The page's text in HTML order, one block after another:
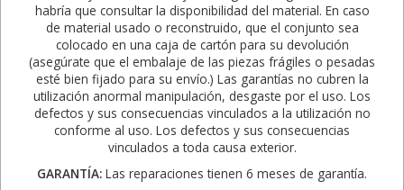
habría que consultar la disponibilidad del material. En caso
de material usado o reconstruido, que el conjunto sea
colocado en una caja de cartón para su devolución
(asegúrate que el embalaje de las piezas frágiles o pesadas
esté bien fijado para su envío.) Las garantías no cubren la
utilización anormal manipulación, desgaste por el uso. Los
defectos y sus consecuencias vinculados a la utilización no
conforme al uso. Los defectos y sus consecuencias
vinculados a toda causa exterior.
GARANTÍA: Las reparaciones tienen 6 meses de garantía.